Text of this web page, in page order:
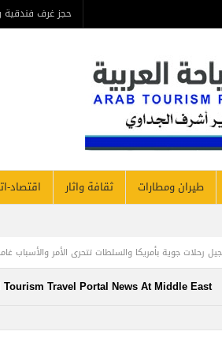
حجز غرف فندقية رخيصة
ثقافة واثار اقتصاد-اتصالات
تتحرى الأمر والأسباب غامضة مطار مرسى علم
Official Tourism Travel Portal News At